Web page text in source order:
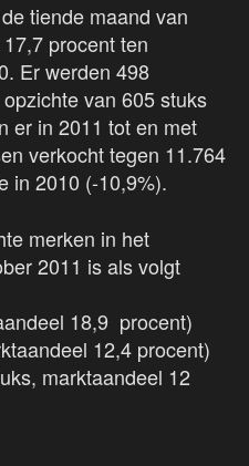
tiende maand van
procent ten
Er werden 498
van 605 stuks
er in 2011 tot en met
verkocht tegen 11.764
in 2010 (-10,9%).
merken in het
2011 is als volgt
18,9 procent)
12,4 procent)
marktaandeel 12